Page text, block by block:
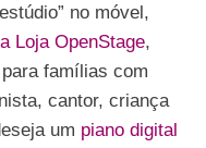
no móvel,
Loja OpenStage,
famílias com
cantor, criança
um piano digital